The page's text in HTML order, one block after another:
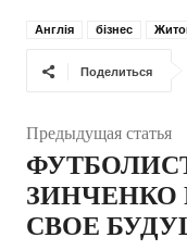
Англія бізнес
Поделиться
Предыдущая статья
ЗИНЧЕНКО
СВОЕ